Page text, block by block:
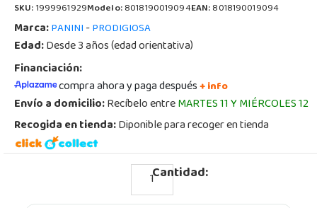
SKU:1999961929Modelo:8018190019094EAN:8018190019094
Marca:PANINI-PRODIGIOSA
Edad:Desde 3 años (edad orientativa)
Financiación:
compra ahora y paga después+ info
Envío a domicilio:Recíbelo entreMARTES 11 Y MIÉRCOLES 12
Recogida en tienda:Diponible para recoger en tienda
Cantidad: